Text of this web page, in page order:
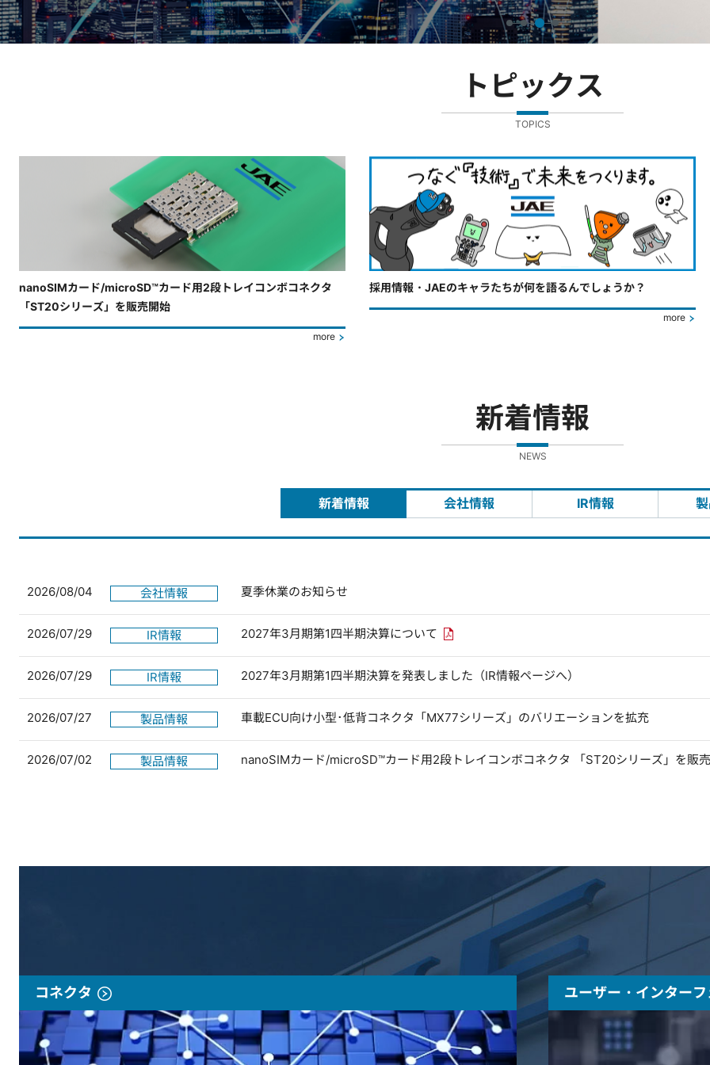
トピックス
TOPICS
nanoSIMカード/microSD™カード用2段トレイコンボコネクタ
「ST20シリーズ」を販売開始
more
採用情報・JAEのキャラたちが何を語るんでしょうか？
more
新着情報
NEWS
新着情報 会社情報 IR情報
2026/08/04 会社情報 夏季休業のお知らせ
2026/07/29 IR情報 2027年3月期第1四半期決算について PDFリンクを新しいウィンドウで開きます
2026/07/29 IR情報 2027年3月期第1四半期決算を発表しました（IR情報ページへ）
2026/07/27 製品情報 車載ECU向け小型･低背コネクタ「MX77シリーズ」のバリエーションを拡充
2026/07/02 製品情報 nanoSIMカード/microSD™カード用2段トレイコンボコネクタ 「ST20シリーズ」を販
コネクタ ユーザー・インター